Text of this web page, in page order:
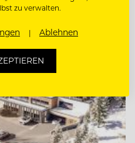
zu verwalten.
Ablehnen